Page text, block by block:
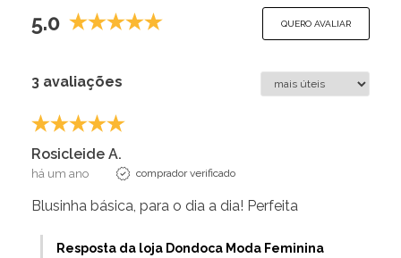
5.0 QUERO AVALIAR
3 avaliações
Rosicleide A.
há um ano comprador verificado
Blusinha básica, para o dia a dia! Perfeita
Resposta da loja Dondoca Moda Feminina